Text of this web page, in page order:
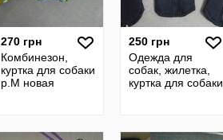
270 грн
Комбинезон,
куртка для собаки
р.M новая
250 грн
Одежда для
собак, жилетка,
куртка для собаки